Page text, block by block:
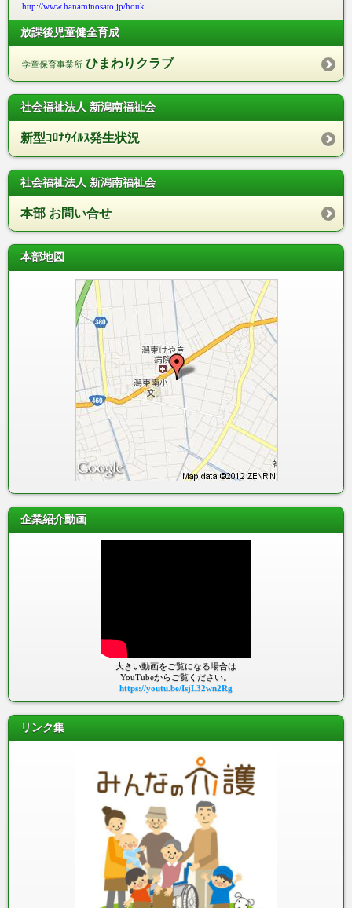
http://www.hanaminosato.jp/houk...
放課後児童健全育成
学童保育事業所 ひまわりクラブ
社会福祉法人 新潟南福祉会
新型ｺﾛﾅｳｲﾙｽ発生状況
社会福祉法人 新潟南福祉会
本部 お問い合せ
本部地図
企業紹介動画
大きい動画をご覧になる場合は
YouTubeからご覧ください。
https://youtu.be/IsjL32wn2Rg
リンク集